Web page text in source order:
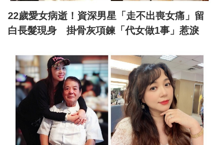
22歲愛女病逝！資深男星「走不出喪女痛」留
白長髮現身 掛骨灰項鍊「代女做1事」惹淚